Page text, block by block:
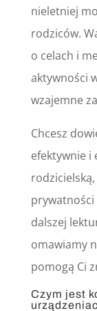
nieletniej
rodziców.
o celach i
aktywności
wzajemne
Chcesz
efektywnie i
prywatności
dalszej
omawiamy
pomogą Ci
Czym jest